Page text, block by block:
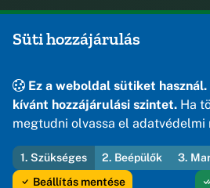
+36 88 588 560
jegyzo@osku.hu
8191 Öskü, Szabadság tér 1.
© 2026 Öskü Község Önkormányzata
Süti hozzájárulás
Ez a weboldal sütiket
kívánt hozzájárulási szintet. Ha
megtudni olvassa el
1. Szükséges 2. Beépülők 3.
Beállítás mentése